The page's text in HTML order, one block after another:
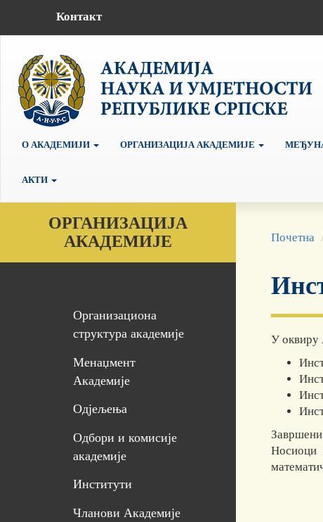
Контакт
О АКАДЕМИЈИ ОРГАНИЗАЦИЈА АКАДЕМИЈЕ
АКТИ
ОРГАНИЗАЦИЈА
АКАДЕМИЈЕ
Организациона
структура академије
Менаџмент
Академије
Одјељења
Одбори и комисије
академије
Институти
Чланови Академије
Почетна
У оквиру
Завршени
Носиоци